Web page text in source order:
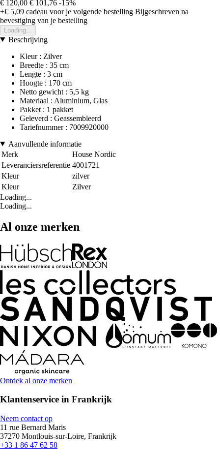
€ 120,00 € 101,76 -15%
+€ 5,09 cadeau voor je volgende bestelling Bijgeschreven na
bevestiging van je bestelling
Loading...
Beschrijving
Kleur : Zilver
Breedte : 35 cm
Lengte : 3 cm
Hoogte : 170 cm
Netto gewicht : 5,5 kg
Materiaal : Aluminium, Glas
Pakket : 1 pakket
Geleverd : Geassembleerd
Tariefnummer : 7009920000
Aanvullende informatie
Merk
House Nordic
Leveranciersreferentie 4001721
Kleur
zilver
Kleur
Zilver
Loading...
Loading...
Al onze merken
Ontdek al onze merken
Klantenservice in Frankrijk
Neem contact op
11 rue Bernard Maris
37270 Montlouis-sur-Loire, Frankrijk
+33 1 86 47 62 58